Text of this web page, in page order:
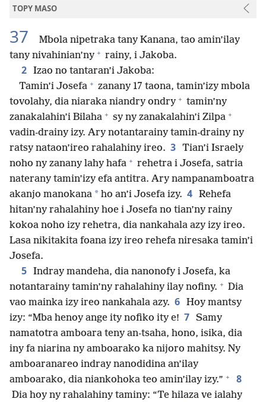
TOPY MASO
37
Mbola nipetraka tany Kanana, tao amin’ilay
tany nivahinian’ny + rainy, i Jakoba.
2 Izao no tantaran’i Jakoba:
Tamin’i Josefa + zanany 17 taona, tamin’izy mbola
tovolahy, dia niaraka niandry ondry + tamin’ny
zanakalahin’i Bilaha + sy ny zanakalahin’i Zilpa +
vadin-drainy izy. Ary notantarainy tamin-drainy ny
ratsy nataon’ireo rahalahiny ireo. 3 Tian’i Israely
noho ny zanany lahy hafa + rehetra i Josefa, satria
naterany tamin’izy efa antitra. Ary nampanamboatra
akanjo manokana * ho an’i Josefa izy. 4 Rehefa
hitan’ny rahalahiny hoe i Josefa no tian’ny rainy
kokoa noho izy rehetra, dia nankahala azy izy ireo.
Lasa nikitakita foana izy ireo rehefa niresaka tamin’i
Josefa.
5 Indray mandeha, dia nanonofy i Josefa, ka
notantarainy tamin’ny rahalahiny ilay nofiny. + Dia
vao mainka izy ireo nankahala azy. 6 Hoy mantsy
izy: “Mba henoy ange ity nofiko ity e! 7 Samy
namatotra amboara teny an-tsaha, hono, isika, dia
iny fa niarina ny amboarako ka nijoro mahitsy. Ny
amboaranareo indray nanodidina an’ilay
amboarako, dia niankohoka teo amin’ilay izy.” + 8
Dia hoy ny rahalahiny taminy: “Te hilaza ve ialahy